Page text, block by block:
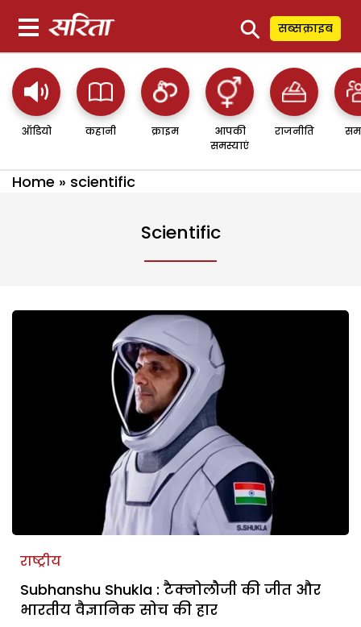
⚲ सब्सक्राइब
ऑडियो कहानी क्राइम
आपकी
समस्याएं
राजनीति
Home » scientific
Scientific
राष्ट्रीय
Subhanshu Shukla : टैक्नोलौजी की जीत और
भारतीय वैज्ञानिक सोच की हार